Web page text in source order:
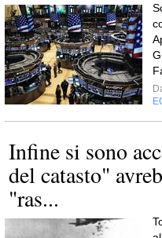
Infine si sono
del catasto"
"ras...